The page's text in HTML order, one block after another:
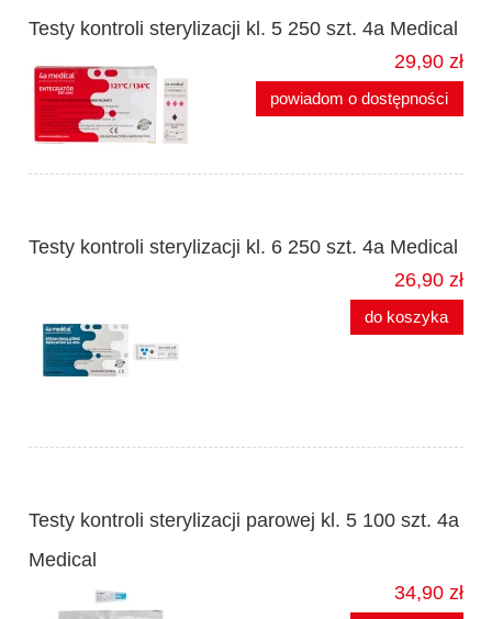
Testy kontroli sterylizacji kl. 5 250 szt. 4a Medical
29,90 zł
powiadom o dostępności
Testy kontroli sterylizacji kl. 6 250 szt. 4a Medical
26,90 zł
do koszyka
Testy kontroli sterylizacji parowej kl. 5 100 szt. 4a
Medical
34,90 zł